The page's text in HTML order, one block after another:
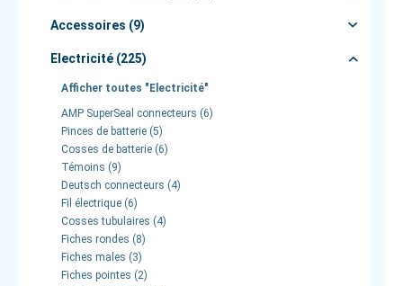
Accessoires (9)
Electricité (225)
Afficher toutes "Electricité"
AMP SuperSeal connecteurs (6)
Pinces de batterie (5)
Cosses de batterie (6)
Témoins (9)
Deutsch connecteurs (4)
Fil électrique (6)
Cosses tubulaires (4)
Fiches rondes (8)
Fiches males (3)
Fiches pointes (2)